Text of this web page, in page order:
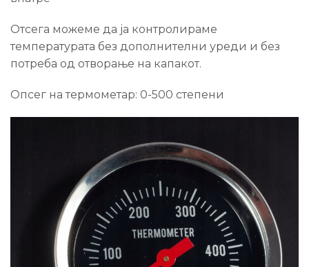
Отсега можеме да ја контролираме
температурата без дополнителни уреди и без
потреба од отворање на капакот.
Опсег на термометар: 0-500 степени